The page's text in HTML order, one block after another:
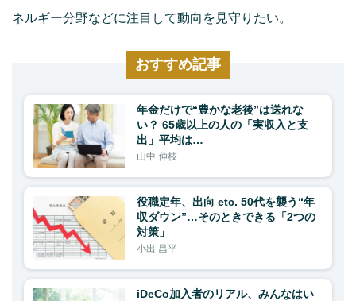
ネルギー分野などに注目して動向を見守りたい。
おすすめ記事
年金だけで“豊かな老後”は送れな
い？ 65歳以上の人の「実収入と支
出」平均は…
山中 伸枝
役職定年、出向 etc. 50代を襲う“年
収ダウン”…そのときできる「2つの
対策」
小出 昌平
iDeCo加入者のリアル、みんなはい